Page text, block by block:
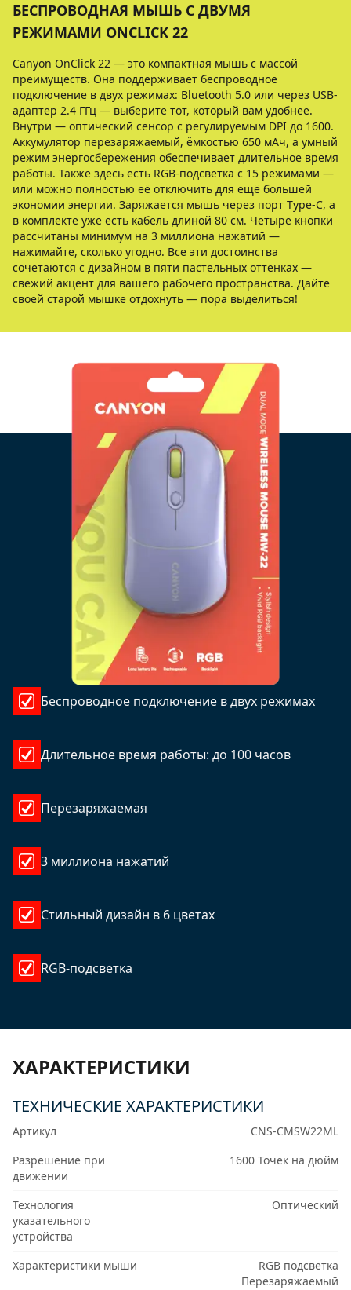
БЕСПРОВОДНАЯ МЫШЬ С ДВУМЯ
РЕЖИМАМИ ONCLICK 22
Canyon OnClick 22 — это компактная мышь с массой
преимуществ. Она поддерживает беспроводное
подключение в двух режимах: Bluetooth 5.0 или через USB-
адаптер 2.4 ГГц — выберите тот, который вам удобнее.
Внутри — оптический сенсор с регулируемым DPI до 1600.
Аккумулятор перезаряжаемый, ёмкостью 650 мАч, а умный
режим энергосбережения обеспечивает длительное время
работы. Также здесь есть RGB-подсветка с 15 режимами —
или можно полностью её отключить для ещё большей
экономии энергии. Заряжается мышь через порт Type-C, а
в комплекте уже есть кабель длиной 80 см. Четыре кнопки
рассчитаны минимум на 3 миллиона нажатий —
нажимайте, сколько угодно. Все эти достоинства
сочетаются с дизайном в пяти пастельных оттенках —
свежий акцент для вашего рабочего пространства. Дайте
своей старой мышке отдохнуть — пора выделиться!
Беспроводное подключение в двух режимах
Длительное время работы: до 100 часов
Перезаряжаемая
3 миллиона нажатий
Стильный дизайн в 6 цветах
RGB-подсветка
ХАРАКТЕРИСТИКИ
ТЕХНИЧЕСКИЕ ХАРАКТЕРИСТИКИ
Артикул
CNS-CMSW22ML
Разрешение при
движении
1600 Точек на дюйм
Технология
указательного
устройства
Оптический
Характеристики мыши
RGB подсветка
Перезаряжаемый